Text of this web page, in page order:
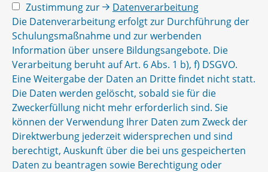
Zustimmung zur
Datenverarbeitung
Die Datenverarbeitung erfolgt zur Durchführung der
Schulungsmaßnahme und zur werbenden
Information über unsere Bildungsangebote. Die
Verarbeitung beruht auf Art. 6 Abs. 1 b), f) DSGVO.
Eine Weitergabe der Daten an Dritte findet nicht statt.
Die Daten werden gelöscht, sobald sie für die
Zweckerfüllung nicht mehr erforderlich sind. Sie
können der Verwendung Ihrer Daten zum Zweck der
Direktwerbung jederzeit widersprechen und sind
berechtigt, Auskunft über die bei uns gespeicherten
Daten zu beantragen sowie Berechtigung oder